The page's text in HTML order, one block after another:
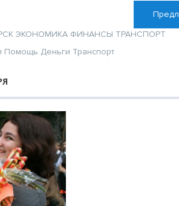
ЭКОНОМИКА ФИНАНСЫ ТРАНСПОРТ
Помощь Деньги Транспорт